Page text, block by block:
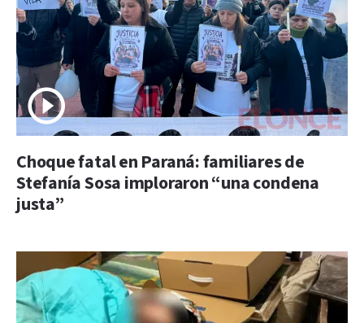
Choque fatal en Paraná: familiares de
Stefanía Sosa imploraron “una condena
justa”